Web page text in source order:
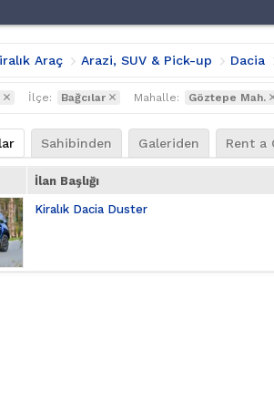
Araç Arazi, SUV & Pick-up Dacia
İlçe: Bağcılar Mahalle: Göztepe Mah.
Sahibinden Galeriden Rent a
İlan Başlığı
Kiralık Dacia Duster